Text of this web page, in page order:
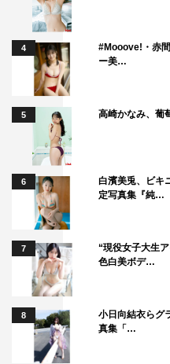
さらに、バイきんぐ・小
ちゃんの頭の上で、炎色反
ルな炎”を燃やし、その火
ーハンを作る「カラフルフ
チャレンジ。「パラパラチ
番大事」との金のひと言で
4
#Mooove!・赤
ー美…
5 高崎かなみ、葡
6
白濱美兎、ビキ
定写真集『純…
7
“現役女子大生
色白美ボデ…
8
小日向結衣らグ
真集「…